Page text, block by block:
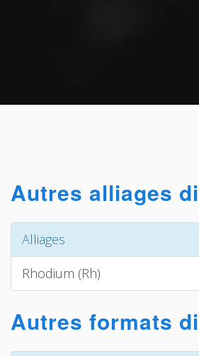
Autres alliages
Alliages
Rhodium (Rh)
Autres formats